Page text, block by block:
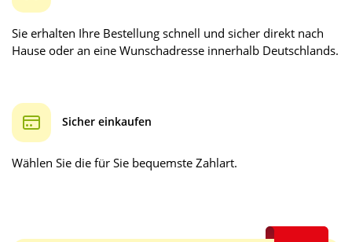
Sie erhalten Ihre Bestellung schnell und sicher direkt nach
Hause oder an eine Wunschadresse innerhalb Deutschlands.
Sicher einkaufen
Wählen Sie die für Sie bequemste Zahlart.